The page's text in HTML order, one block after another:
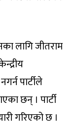
लागि जीतराम
पार्टीले
छन् । पार्टी
गरिएको छ ।